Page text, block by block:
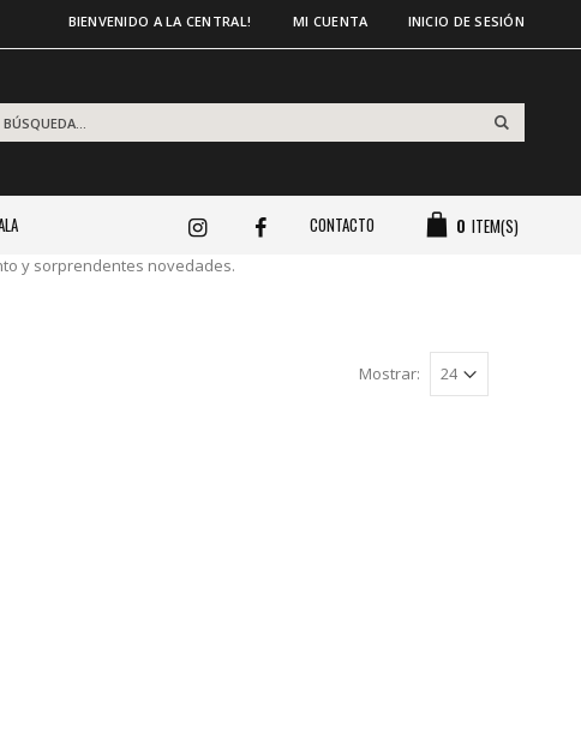
MI CUENTA INICIO DE SESIÓN
BIENVENIDO A LA CENTRAL!
CONTACTO 0 ITEM(S)
y sorprendentes novedades.
Mostrar: